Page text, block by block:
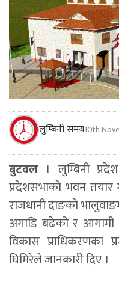
लुम्बिनी समय10th
बुटवल । लुम्बिनी
प्रदेशसभाको भवन तयार
राजधानी दाङको
अगाडि बढेको र आगामी
विकास प्राधिकरणका
घिमिरेले जानकारी दिए ।